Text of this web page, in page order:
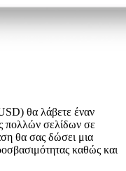
θα λάβετε έναν
πολλών σελίδων σε
θα σας δώσει μια
καθώς και